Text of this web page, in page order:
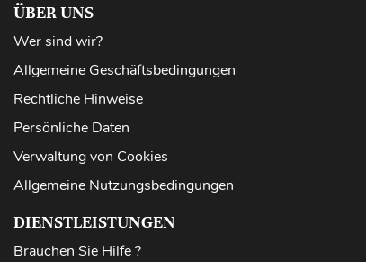
ÜBER UNS
Wer sind wir?
Allgemeine Geschäftsbedingungen
Rechtliche Hinweise
Persönliche Daten
Verwaltung von Cookies
Allgemeine Nutzungsbedingungen
DIENSTLEISTUNGEN
Brauchen Sie Hilfe ?